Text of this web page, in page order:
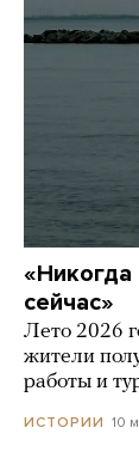
сейчас»
Лето 2026
жители
работы и
ИСТОРИИ 10